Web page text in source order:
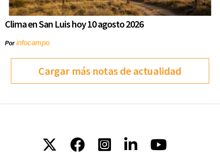
Clima en San Luis hoy 10 agosto 2026
Porinfocampo
Cargar más notas de actualidad